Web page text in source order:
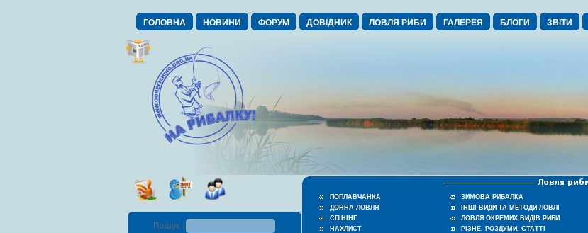
ГОЛОВНА НОВИНИ ФОРУМ ДОВІДНИК ЛОВЛЯ РИБИ ГАЛЕРЕЯ БЛОГИ ЗВІТИ
ПОПЛАВЧАНКА
ДОННА ЛОВЛЯ
СПІНІНГ
НАХЛИСТ
ЗИМОВА РИБАЛКА
ІНШІ ВИДИ ТА МЕТОДИ ЛОВЛІ
ЛОВЛЯ ОКРЕМИХ ВИДІВ РИБИ
РІЗНЕ, РОЗДУМИ, СТАТТІ
Пошук :